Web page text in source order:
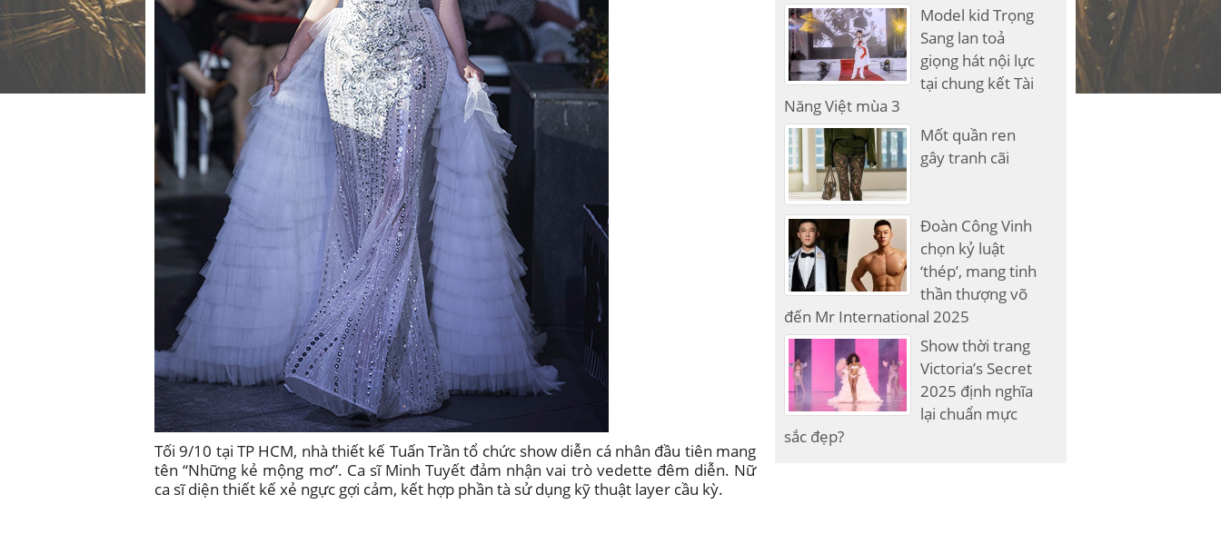
Tối 9/10 tại TP HCM, nhà thiết kế Tuấn Trần tổ chức show diễn cá nhân đầu tiên mang
tên “Những kẻ mộng mơ”. Ca sĩ Minh Tuyết đảm nhận vai trò vedette đêm diễn. Nữ
ca sĩ diện thiết kế xẻ ngực gợi cảm, kết hợp phần tà sử dụng kỹ thuật layer cầu kỳ.
Model kid Trọng
Sang lan toả
giọng hát nội lực
tại chung kết Tài
Năng Việt mùa 3
Mốt quần ren
gây tranh cãi
Đoàn Công Vinh
chọn kỷ luật
‘thép’, mang tinh
thần thượng võ
đến Mr International 2025
Show thời trang
Victoria’s Secret
2025 định nghĩa
lại chuẩn mực
sắc đẹp?